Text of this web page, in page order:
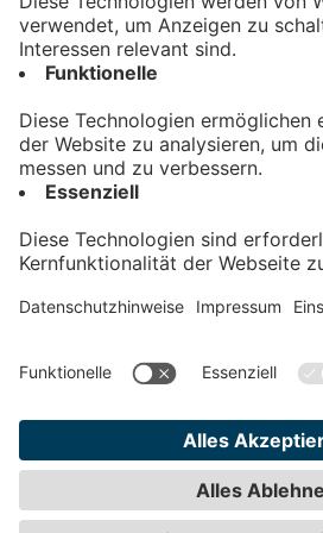
Kontakt
Impressum
Teilnahmebedingungen
Privatsphäre